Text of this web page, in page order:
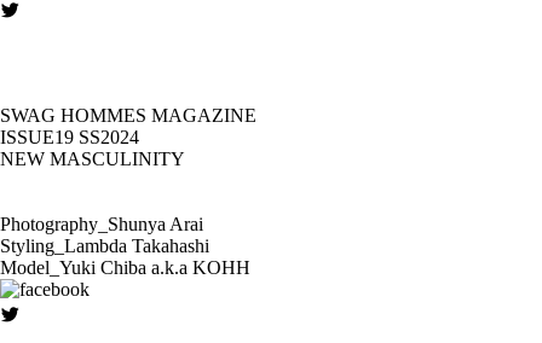
SWAG HOMMES MAGAZINE
ISSUE19 SS2024
NEW MASCULINITY
Photography_Shunya Arai
Styling_Lambda Takahashi
Model_Yuki Chiba a.k.a KOHH